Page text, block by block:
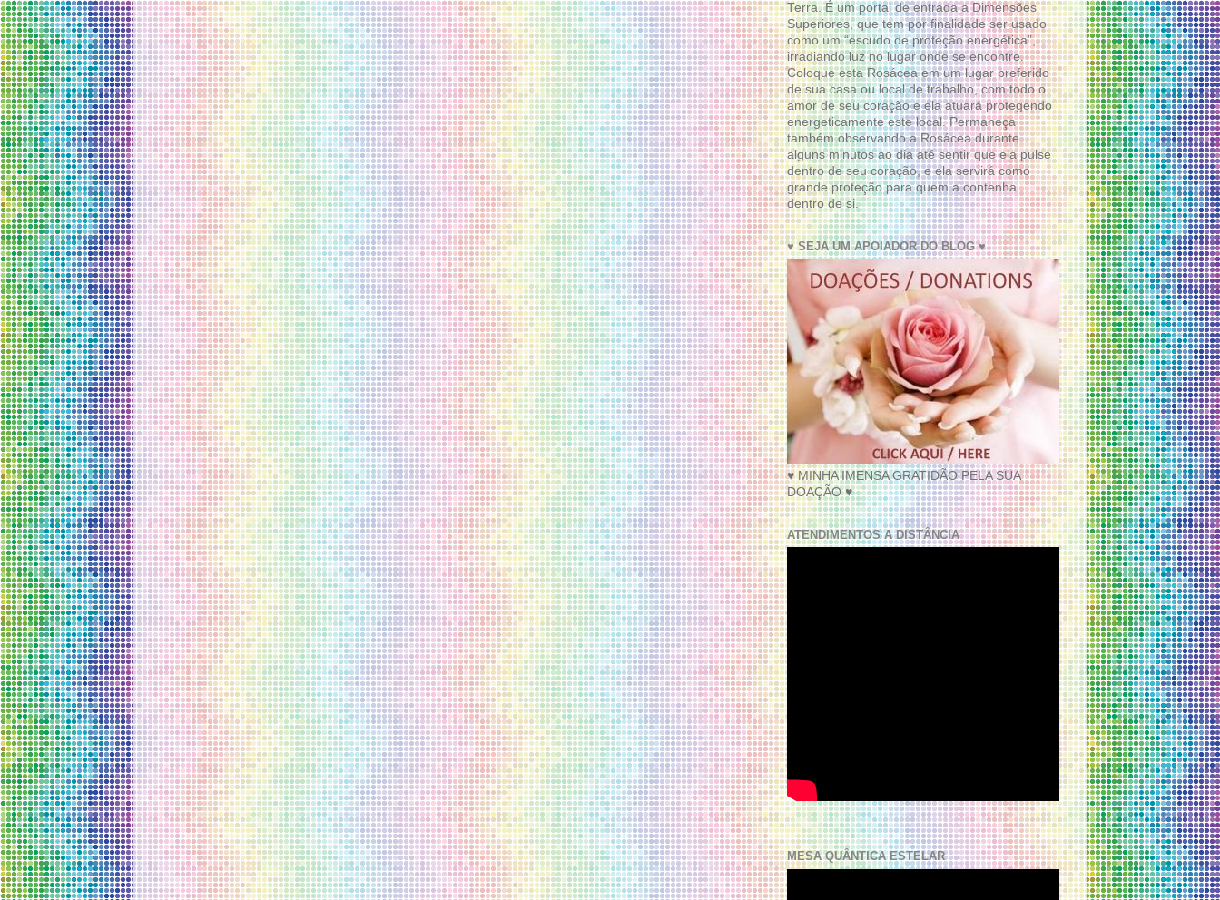
Terra. É um portal de entrada a Dimensões
Superiores, que tem por finalidade ser usado
como um “escudo de proteção energética”,
irradiando luz no lugar onde se encontre.
Coloque esta Rosácea em um lugar preferido
de sua casa ou local de trabalho, com todo o
amor de seu coração e ela atuará protegendo
energeticamente este local. Permaneça
também observando a Rosácea durante
alguns minutos ao dia até sentir que ela pulse
dentro de seu coração, e ela servirá como
grande proteção para quem a contenha
dentro de si.
♥ SEJA UM APOIADOR DO BLOG ♥
♥ MINHA IMENSA GRATIDÃO PELA SUA
DOAÇÃO ♥
ATENDIMENTOS A DISTÂNCIA
MESA QUÂNTICA ESTELAR